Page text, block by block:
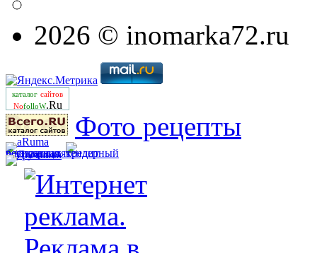
2026 © inomarka72.ru
каталог сайтов
NofolloW.Ru
Фото рецепты